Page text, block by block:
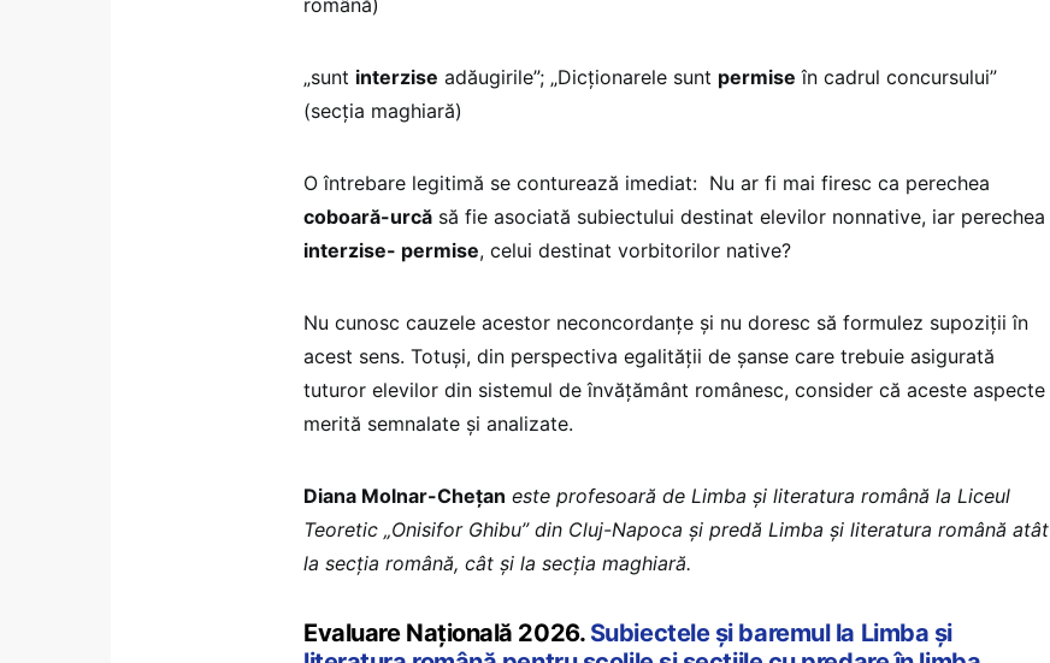
română)
„sunt interzise adăugirile”; „Dicționarele sunt permise în cadrul concursului”
(secția maghiară)
O întrebare legitimă se conturează imediat: Nu ar fi mai firesc ca perechea
coboară-urcă să fie asociată subiectului destinat elevilor nonnative, iar perechea
interzise- permise, celui destinat vorbitorilor native?
Nu cunosc cauzele acestor neconcordanțe și nu doresc să formulez supoziții în
acest sens. Totuși, din perspectiva egalității de șanse care trebuie asigurată
tuturor elevilor din sistemul de învățământ românesc, consider că aceste aspecte
merită semnalate și analizate.
Diana Molnar-Chețan este profesoară de Limba și literatura română la Liceul
Teoretic „Onisifor Ghibu” din Cluj-Napoca și predă Limba și literatura română atât
la secția română, cât și la secția maghiară.
Evaluare Națională 2026. Subiectele și baremul la Limba și